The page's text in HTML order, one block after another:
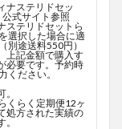
ナステリドセッ
式サイト参照
ステリドセットら
選択した場合に適
別途送料550円）
上記金額で購入す
必要です。予約時
ください。
くらく定期便12ヶ
処方された実績の